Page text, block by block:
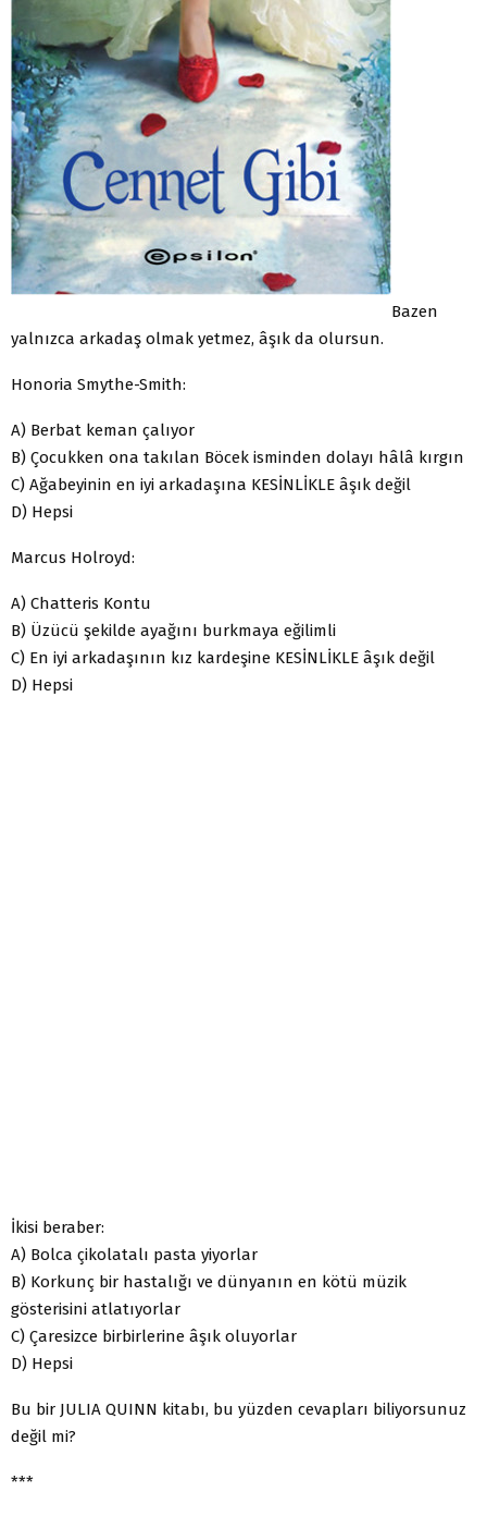
Bazen
yalnızca arkadaş olmak yetmez, âşık da olursun.
Honoria Smythe-Smith:
A) Berbat keman çalıyor
B) Çocukken ona takılan Böcek isminden dolayı hâlâ kırgın
C) Ağabeyinin en iyi arkadaşına KESİNLİKLE âşık değil
D) Hepsi
Marcus Holroyd:
A) Chatteris Kontu
B) Üzücü şekilde ayağını burkmaya eğilimli
C) En iyi arkadaşının kız kardeşine KESİNLİKLE âşık değil
D) Hepsi
İkisi beraber:
A) Bolca çikolatalı pasta yiyorlar
B) Korkunç bir hastalığı ve dünyanın en kötü müzik
gösterisini atlatıyorlar
C) Çaresizce birbirlerine âşık oluyorlar
D) Hepsi
Bu bir JULIA QUINN kitabı, bu yüzden cevapları biliyorsunuz
değil mi?
***